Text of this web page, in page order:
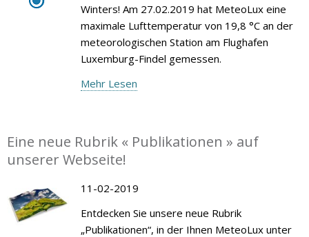
Winters! Am 27.02.2019 hat MeteoLux eine
maximale Lufttemperatur von 19,8 °C an der
meteorologischen Station am Flughafen
Luxemburg-Findel gemessen.
Mehr Lesen
Eine neue Rubrik « Publikationen » auf
unserer Webseite!
11-02-2019
Entdecken Sie unsere neue Rubrik
„Publikationen“, in der Ihnen MeteoLux unter